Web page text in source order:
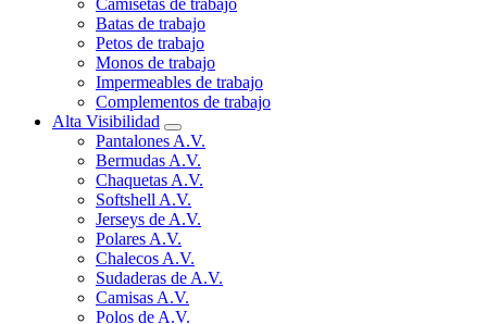
Camisetas de trabajo
Batas de trabajo
Petos de trabajo
Monos de trabajo
Impermeables de trabajo
Complementos de trabajo
Alta Visibilidad
Pantalones A.V.
Bermudas A.V.
Chaquetas A.V.
Softshell A.V.
Jerseys de A.V.
Polares A.V.
Chalecos A.V.
Sudaderas de A.V.
Camisas A.V.
Polos de A.V.